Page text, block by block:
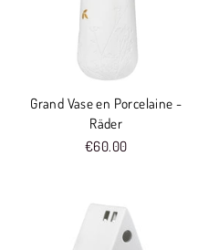
Grand Vase en Porcelaine -
Räder
€60.00